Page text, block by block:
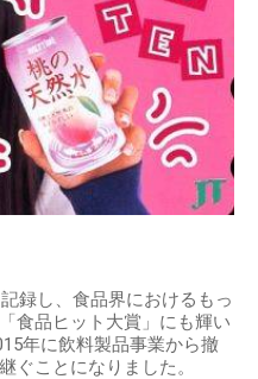
録し、食品界におけるもっ
食品ヒット大賞」にも輝い
年に飲料製品事業から撤
ぐことになりました。